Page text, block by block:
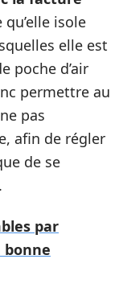
qu’elle isole
elle est
poche d’air
permettre au
pas
afin de régler
de se
par
bonne